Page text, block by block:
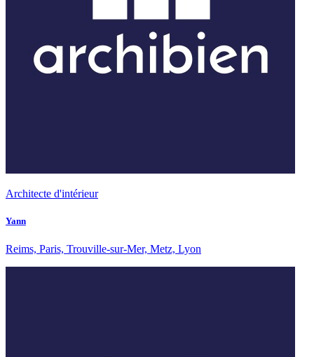
Architecte d'intérieur
Yann
Reims, Paris, Trouville-sur-Mer, Metz, Lyon